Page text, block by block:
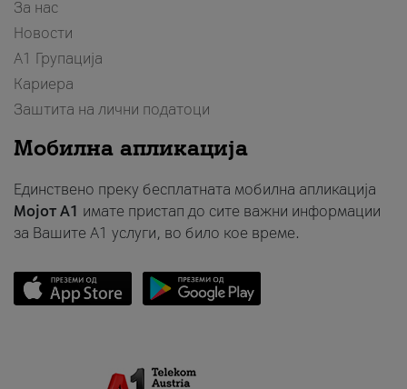
За нас
Новости
А1 Групација
Кариера
Заштита на лични податоци
Мобилна апликација
Единствено преку бесплатната мобилна апликација
Мојот A1 имате пристап до сите важни информации
за Вашите A1 услуги, во било кое време.